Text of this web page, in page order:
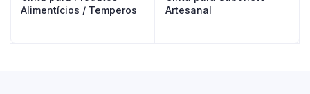
Alimentícios / Temperos
Artesanal